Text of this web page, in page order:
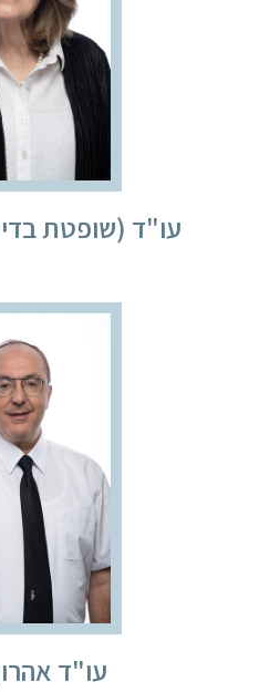
עו"ד (שופטת
עו"ד